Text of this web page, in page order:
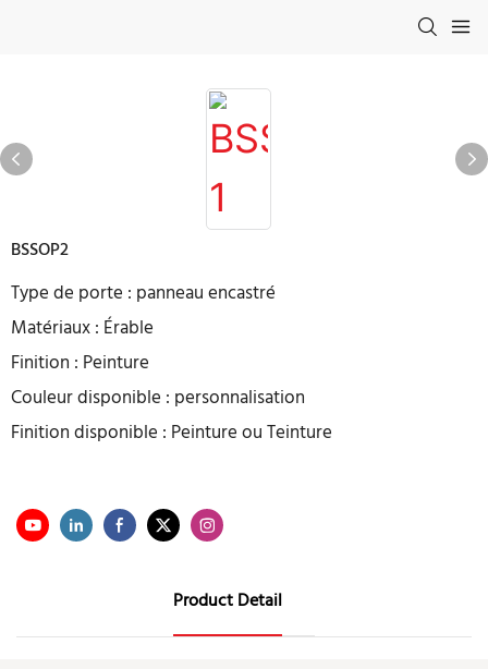
BSSOP2
Type de porte : panneau encastré
Matériaux : Érable
Finition : Peinture
Couleur disponible : personnalisation
Finition disponible : Peinture ou Teinture
Product Detail